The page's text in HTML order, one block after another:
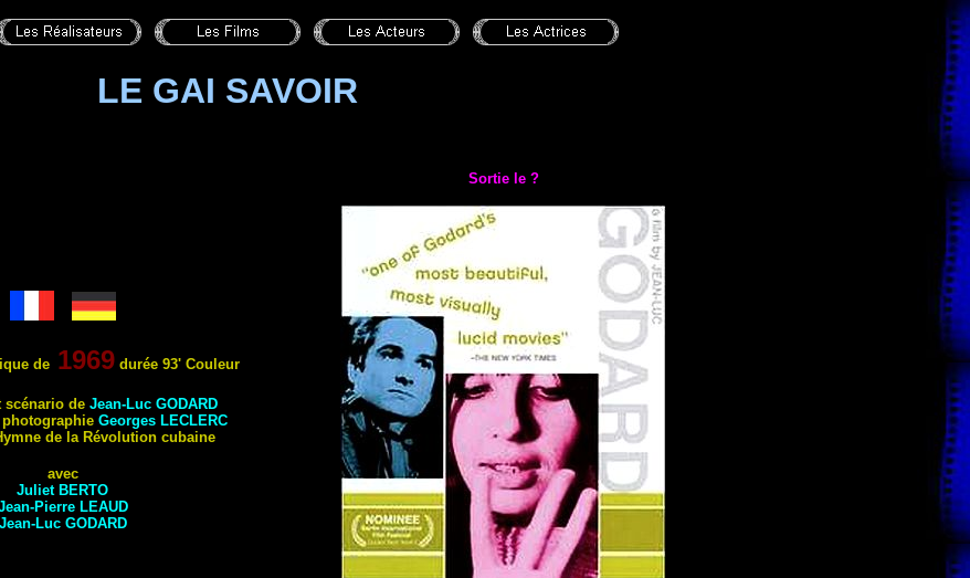
LE GAI SAVOIR
de1969durée 93' Couleur
scénario de Jean-Luc GODARD
photographie Georges LECLERC
de la Révolution cubaine
avec
Juliet BERTO
Pierre LEAUD
Jean-Luc GODARD
Sortie le ?